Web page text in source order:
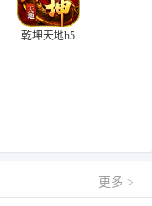
乾坤天地h5
更多 >